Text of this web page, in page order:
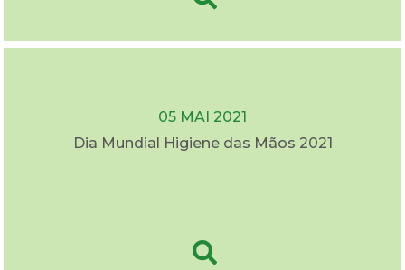
05 MAI 2021
Dia Mundial Higiene das Mãos 2021